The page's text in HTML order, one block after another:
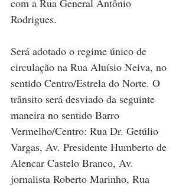
com a Rua General Antônio
Rodrigues.
Será adotado o regime único de
circulação na Rua Aluísio Neiva, no
sentido Centro/Estrela do Norte. O
trânsito será desviado da seguinte
maneira no sentido Barro
Vermelho/Centro: Rua Dr. Getúlio
Vargas, Av. Presidente Humberto de
Alencar Castelo Branco, Av.
jornalista Roberto Marinho, Rua